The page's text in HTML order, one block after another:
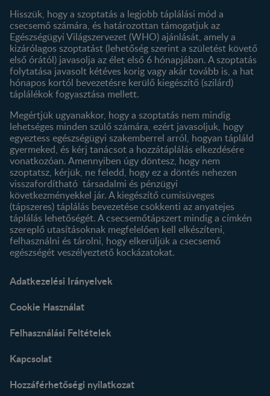
Történetünk Profilom
Termékeink
Termék kereső
Hisszük, hogy a szoptatás a legjobb táplálási mód a
csecsemő számára, és határozottan támogatjuk az
Egészségügyi Világszervezet (WHO) ajánlását, amely a
kizárólagos szoptatást (lehetőség szerint a születést követő
első órától) javasolja az élet első 6 hónapjában. A szoptatás
folytatása javasolt kétéves korig vagy akár tovább is, a hat
hónapos kortól bevezetésre kerülő kiegészítő (szilárd)
táplálékok fogyasztása mellett.
Megértjük ugyanakkor, hogy a szoptatás nem mindig
lehetséges minden szülő számára, ezért javasoljuk, hogy
egyeztess egészségügyi szakemberrel arról, hogyan tápláld
gyermeked, és kérj tanácsot a hozzátáplálás elkezdésére
vonatkozóan. Amennyiben úgy döntesz, hogy nem
szoptatsz, kérjük, ne feledd, hogy ez a döntés nehezen
visszafordítható társadalmi és pénzügyi
következményekkel jár. A kiegészítő cumisüveges
(tápszeres) táplálás bevezetése csökkenti az anyatejes
táplálás lehetőségét. A csecsemőtápszert mindig a címkén
szereplő utasításoknak megfelelően kell elkészíteni,
felhasználni és tárolni, hogy elkerüljük a csecsemő
egészségét veszélyeztető kockázatokat.
Adatkezelési Irányelvek
Cookie Használat
Felhasználási Feltételek
Kapcsolat
Hozzáférhetőségi nyilatkozat